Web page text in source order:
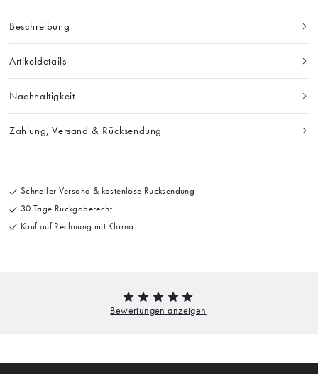
Beschreibung
Artikeldetails
Nachhaltigkeit
Zahlung, Versand & Rücksendung
Schneller Versand & kostenlose Rücksendung
30 Tage Rückgaberecht
Kauf auf Rechnung mit Klarna